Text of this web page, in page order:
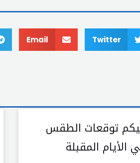
Twitter
Email
توقعات الطقس
الأيام المقبلة